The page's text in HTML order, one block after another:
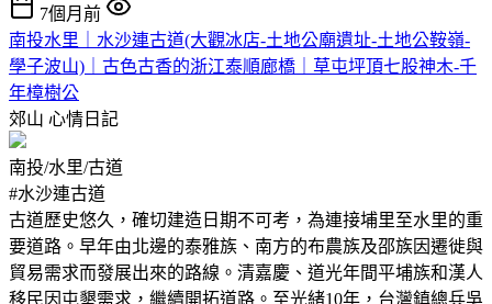
7個月前
南投水里｜水沙連古道(大觀冰店-土地公廟遺址-土地公鞍嶺-
學子波山)｜古色古香的浙江泰順廊橋｜草屯坪頂七股神木-千
年樟樹公
郊山 心情日記
南投/水里/古道
#水沙連古道
古道歷史悠久，確切建造日期不可考，為連接埔里至水里的重
要道路。早年由北邊的泰雅族、南方的布農族及邵族因遷徙與
貿易需求而發展出來的路線。清嘉慶、道光年間平埔族和漢人
移民因屯墾需求，繼續開拓道路。至光緒10年，台灣鎮總兵吳